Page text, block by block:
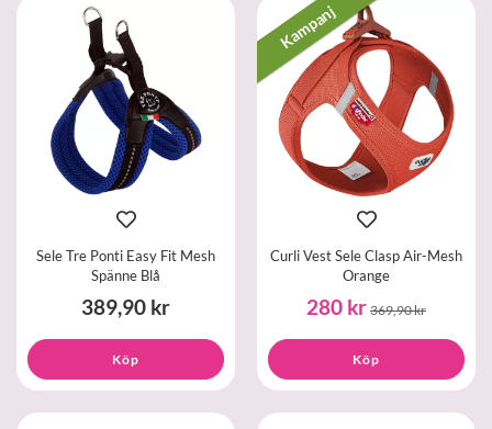
Sele Tre Ponti Easy Fit Mesh
Spänne Blå
389,90 kr
Köp
Kampanj
Curli Vest Sele Clasp Air-Mesh
Orange
280 kr 369,90 kr
Köp